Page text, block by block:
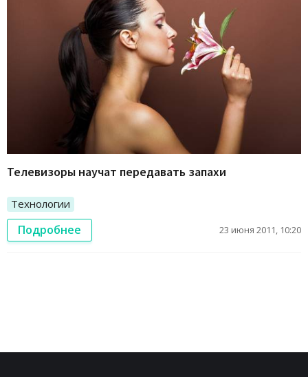
Телевизоры научат передавать запахи
Технологии
Подробнее 23 июня 2011, 10:20